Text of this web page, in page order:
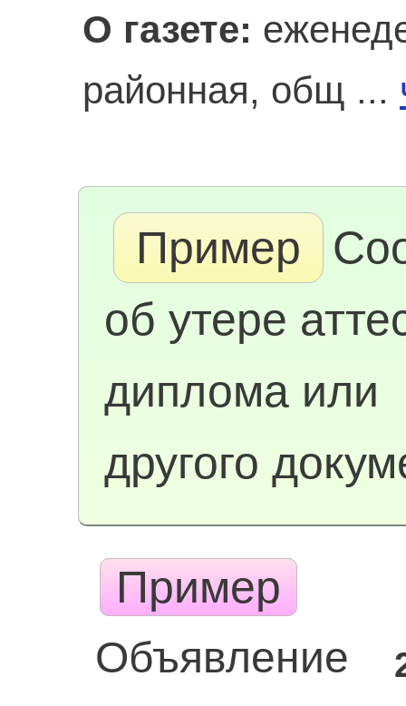
О газете:
районная, общ ...
Пример
об утере
диплома или
другого
Пример
Объявление